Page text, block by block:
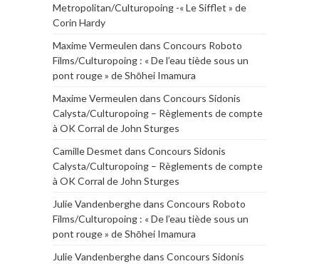
Metropolitan/Culturopoing -« Le Sifflet » de
Corin Hardy
Maxime Vermeulen dans Concours Roboto
Films/Culturopoing : « De l’eau tiède sous un
pont rouge » de Shōhei Imamura
Maxime Vermeulen dans Concours Sidonis
Calysta/Culturopoing – Règlements de compte
à OK Corral de John Sturges
Camille Desmet dans Concours Sidonis
Calysta/Culturopoing – Règlements de compte
à OK Corral de John Sturges
Julie Vandenberghedans Concours Roboto
Films/Culturopoing : « De l’eau tiède sous un
pont rouge » de Shōhei Imamura
Julie Vandenberghedans Concours Sidonis